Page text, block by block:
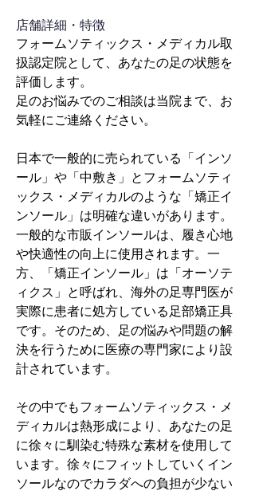
​店舗詳細・特徴
フォームソティックス・メディカル取
扱認定院として、あなたの足の状態を
評価します。
足のお悩みでのご相談は当院まで、お
気軽にご連絡ください。
日本で一般的に売られている「インソ
ール」や「中敷き」とフォームソティ
ックス・メディカルのような「矯正イ
ンソール」は明確な違いがあります。
一般的な市販インソールは、履き心地
や快適性の向上に使用されます。一
方、「矯正インソール」は「オーソテ
ィクス」と呼ばれ、海外の足専門医が
実際に患者に処方している足部矯正具
です。そのため、足の悩みや問題の解
決を行うために医療の専門家により設
計されています。
その中でもフォームソティックス・メ
ディカルは熱形成により、あなたの足
に徐々に馴染む特殊な素材を使用して
います。徐々にフィットしていくイン
ソールなのでカラダへの負担が少ない